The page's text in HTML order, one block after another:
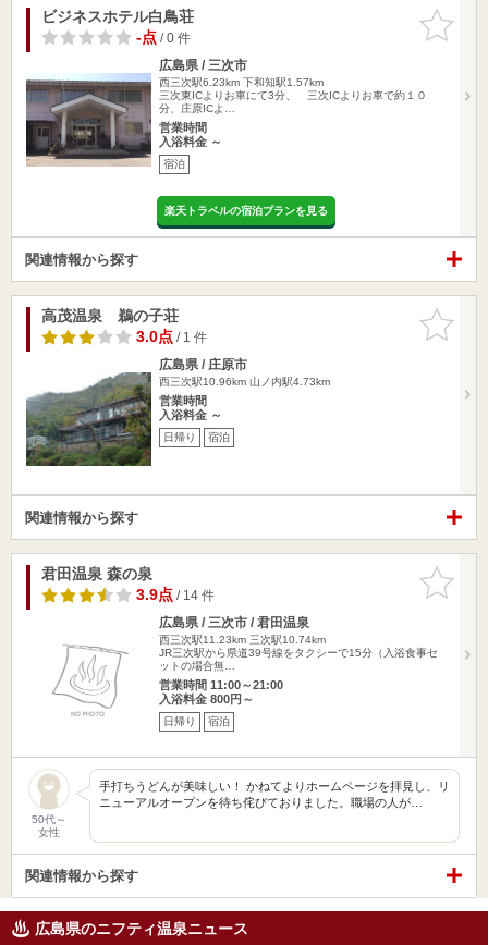
お気に入
りに追加
ビジネスホテル白鳥荘
-点/ 0 件
広島県 / 三次市
西三次駅6.23km 下和知駅1.57km
三次東ICよりお車にて3分、 三次ICよりお車で約１０
分、庄原ICよ…
営業時間
入浴料金 ～
宿泊
楽天トラベルの宿泊プランを見る
関連情報から探す
お気に入
りに追加
高茂温泉 鵜の子荘
3.0点/ 1 件
広島県 / 庄原市
西三次駅10.96km 山ノ内駅4.73km
営業時間
入浴料金 ～
日帰り 宿泊
関連情報から探す
お気に入
りに追加
君田温泉 森の泉
3.9点/ 14 件
広島県 / 三次市 / 君田温泉
西三次駅11.23km 三次駅10.74km
JR三次駅から県道39号線をタクシーで15分（入浴食事セ
ットの場合無…
営業時間 11:00～21:00
入浴料金 800円～
日帰り 宿泊
50代～
女性
手打ちうどんが美味しい！ かねてよりホームページを拝見し、リ
ニューアルオープンを待ち侘びておりました。職場の人が…
関連情報から探す
広島県のニフティ温泉ニュース